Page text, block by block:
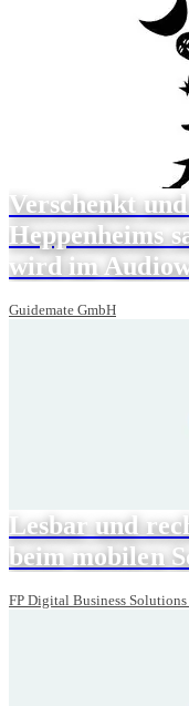
Verschenkt
Heppenheims
wird im
Guidemate GmbH
Lesbar und
beim mobilen
FP Digital Business